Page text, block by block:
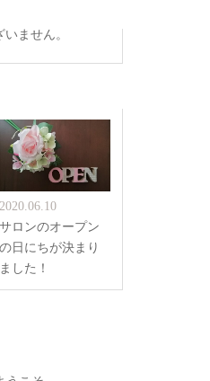
ません。
2020.06.10
サロンのオープン
の日にちが決まり
ました！